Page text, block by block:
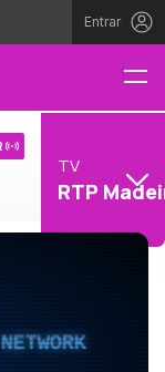
Entrar
TV
RTP